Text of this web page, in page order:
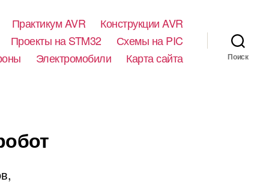
Практикум AVR
Конструкции AVR
Проекты на STM32
Схемы на PIC
Электромобили Карта сайта Поиск